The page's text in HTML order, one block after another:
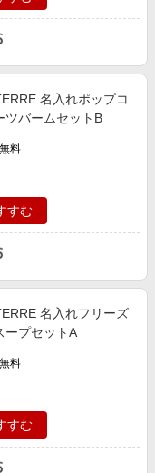
名入れポップコ
ツバームセットB
料
すむ
名入れフリーズ
ープセットA
料
すむ